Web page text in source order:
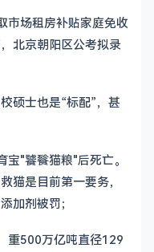
市场租房补贴家庭免收
北京朝阳区公考拟录
士也是“标配”，甚
"饕餮猫粮"后死亡。
猫是目前第一要务，
加剂被罚；
重500万亿吨直径129